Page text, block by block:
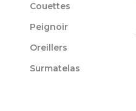
Couettes
Peignoir
Oreillers
Surmatelas